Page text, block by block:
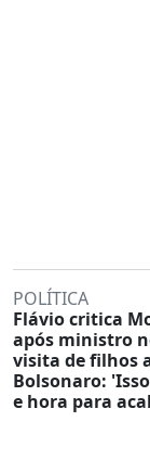
POLÍTICA
Flávio critica
após ministro
visita de filhos
Bolsonaro:
e hora para